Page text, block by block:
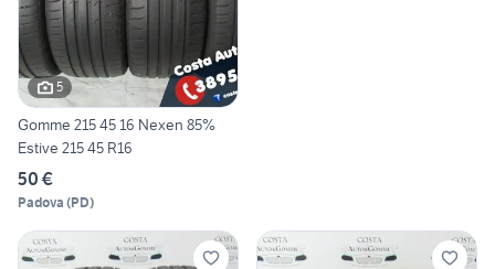
5
Gomme 215 45 16 Nexen 85%
Estive 215 45 R16
50 €
Padova (PD)